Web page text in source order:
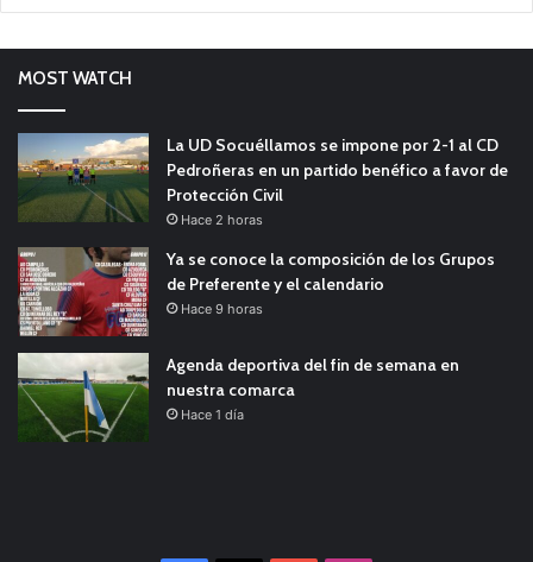
MOST WATCH
La UD Socuéllamos se impone por 2-1 al CD
Pedroñeras en un partido benéfico a favor de
Protección Civil
Hace 2 horas
Ya se conoce la composición de los Grupos
de Preferente y el calendario
Hace 9 horas
Agenda deportiva del fin de semana en
nuestra comarca
Hace 1 día